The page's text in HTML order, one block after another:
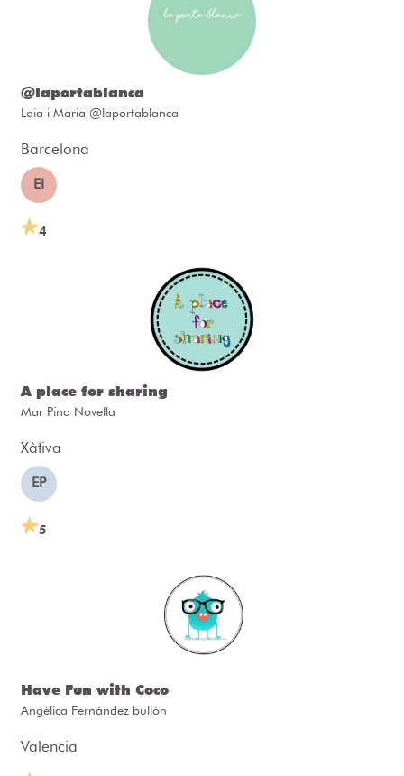
@laportablanca
Laia i Maria @laportablanca
Barcelona
EI
4
A place for sharing
Mar Pina Novella
Xàtiva
EP
5
Have Fun with Coco
Angélica Fernández bullón
Valencia